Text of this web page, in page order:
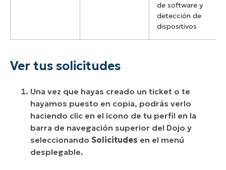
de software y
detección de
dispositivos
Ver tus solicitudes
Una vez que hayas creado un ticket o te
hayamos puesto en copia, podrás verlo
haciendo clic en el icono de tu perfil en la
barra de navegación superior del Dojo y
seleccionando Solicitudes en el menú
desplegable.